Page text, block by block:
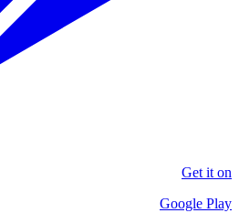
Get it on
Google Play